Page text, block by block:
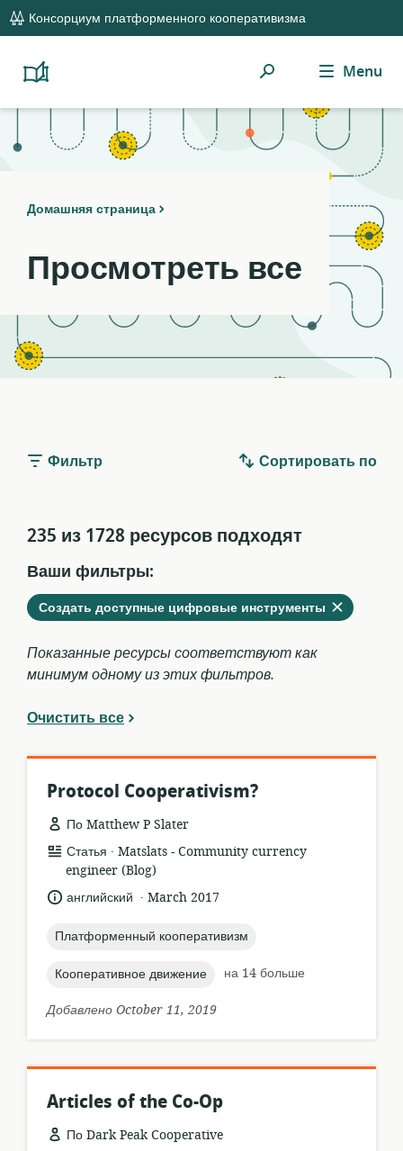
global
navigation
Консорциум платформенного кооперативизма
Platform
Resource
Поиск Menu
Домашняя страница
Просмотреть все
Фильтр Сортировать по
235 из 1728 ресурсов подходят
Ваши фильтры:
Удалить
Создать доступные цифровые инструменты из
текущих
Показанные ресурсы соответствуют как
минимум одному из этих фильтров.
Очистить все
Protocol Cooperativism?
По Matthew P Slater
формат
ресурса:
Статья .
издатель:
Matslats - Community currency
engineer (Blog)
язык:английский .
опубликовано
March 2017
topic:
Платформенный кооперативизм
topic:
Кооперативное движение
на 14 больше
Добавлено October 11, 2019
Articles of the Co-Op
По Dark Peak Cooperative
filters
Resource